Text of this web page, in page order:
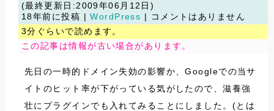
(最終更新日:2009年06月12日)
18年前に投稿 |WordPress | コメントはありません
3分ぐらいで読めます。
この記事は情報が古い場合があります。
先日の一時的ドメイン失効の影響か、Googleでの当サ
イトのヒット率が下がっている気がしたので、滋養強
壮にプラグインでも入れてみることにしました。(とは